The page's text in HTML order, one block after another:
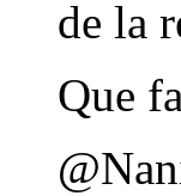
de la
Que